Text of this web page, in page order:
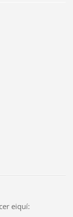
eiquí: